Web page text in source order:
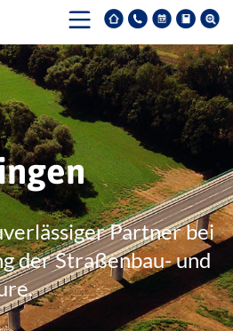
Partner bei
der Straßenbau- und